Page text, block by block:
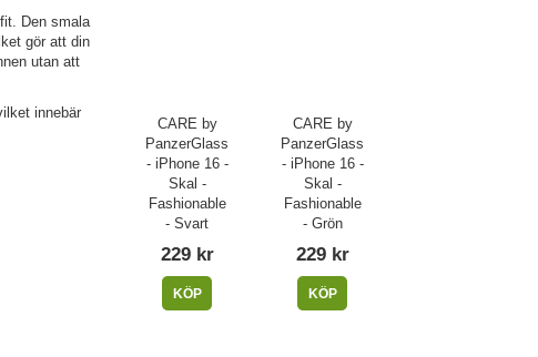
CARE by
PanzerGlass
- iPhone 16 -
Skal -
Fashionable
- Svart
229 kr
KÖP
CARE by
PanzerGlass
- iPhone 16 -
Skal -
Fashionable
- Grön
229 kr
KÖP
Den smala
gör att din
utan att
innebär